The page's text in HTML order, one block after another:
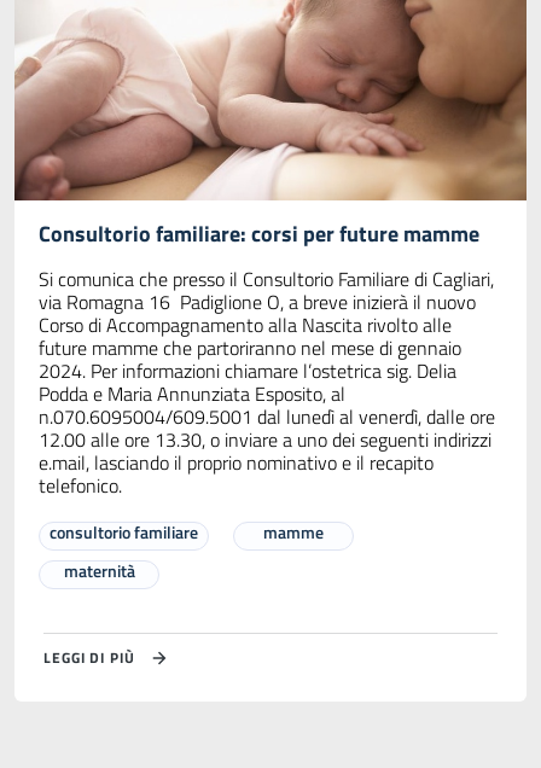
Consultorio familiare: corsi per future mamme
Si comunica che presso il Consultorio Familiare di Cagliari,
via Romagna 16 Padiglione O, a breve inizierà il nuovo
Corso di Accompagnamento alla Nascita rivolto alle
future mamme che partoriranno nel mese di gennaio
2024. Per informazioni chiamare l’ostetrica sig. Delia
Podda e Maria Annunziata Esposito, al
n.070.6095004/609.5001 dal lunedì al venerdì, dalle ore
12.00 alle ore 13.30, o inviare a uno dei seguenti indirizzi
e.mail, lasciando il proprio nominativo e il recapito
telefonico.
consultorio familiare
mamme
maternità
LEGGI DI PIÙ